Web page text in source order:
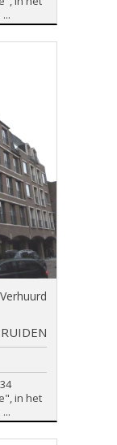
Verhuurd
in het